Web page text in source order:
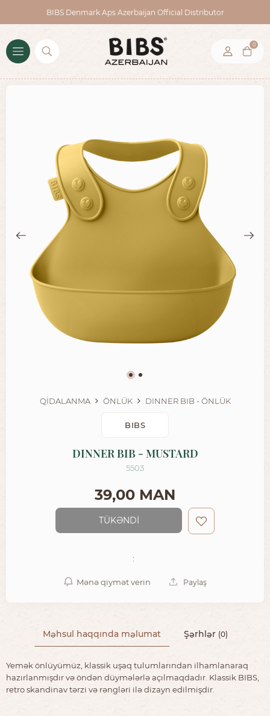
BIBS Denmark Aps Azerbaijan Official Distributor
0
QİDALANMA ÖNLÜK DINNER BIB - ÖNLÜK
BIBS
DINNER BIB - MUSTARD
5503
39,00 MAN
TÜKƏNDİ
:
Mənə qiymət verin Paylaş
Məhsul haqqında məlumat Şərhlər (0)
Yemək önlüyümüz, klassik uşaq tulumlarından ilhamlanaraq
hazırlanmışdır və öndən düymələrlə açılmaqdadır. Klassik BIBS,
retro skandinav tərzi və rəngləri ilə dizayn edilmişdir.